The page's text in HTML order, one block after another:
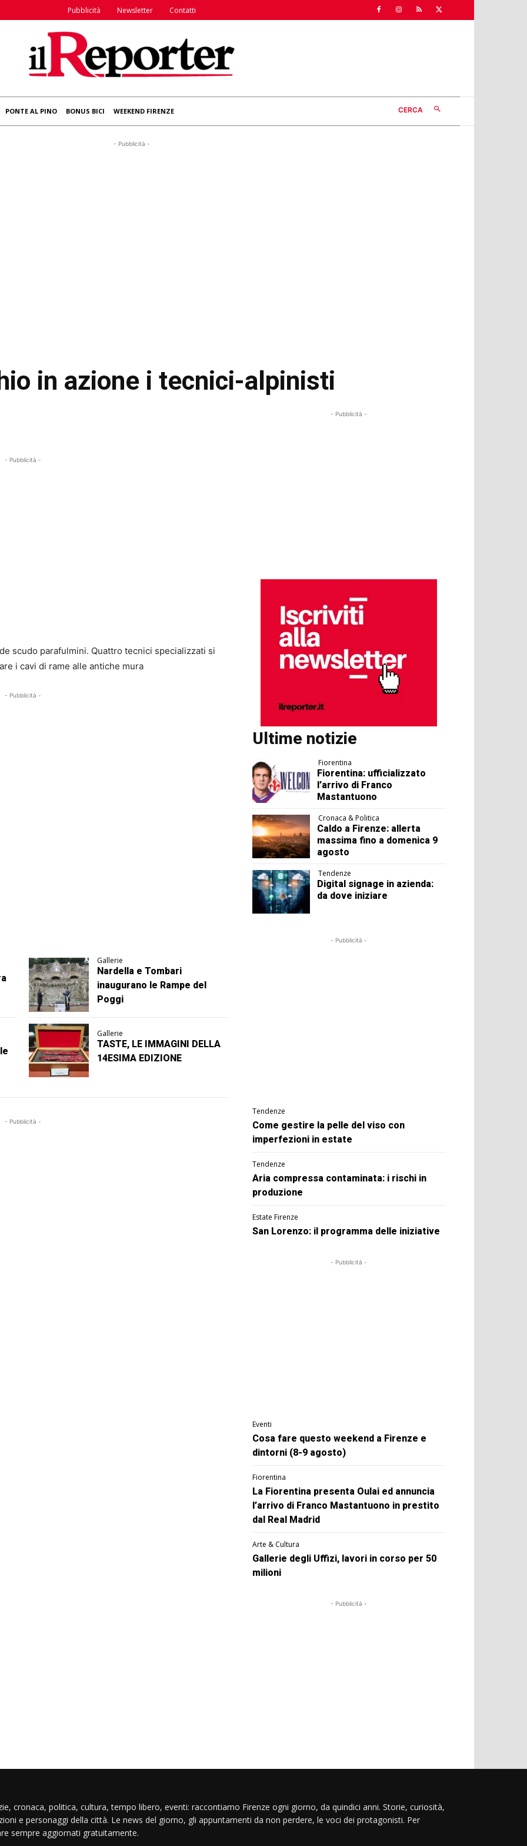
Pubblicità Newsletter Contatti
PONTE AL PINO BONUS BICI WEEKEND FIRENZE CERCA
- Pubblicità -
in azione i tecnici-alpinisti
- Pubblicità -
scudo parafulmini. Quattro tecnici specializzati si
i cavi di rame alle antiche mura
- Pubblicità -
Gallerie
Nardella e Tombari
inaugurano le Rampe del
Poggi
Gallerie
TASTE, LE IMMAGINI DELLA
14ESIMA EDIZIONE
- Pubblicità -
- Pubblicità -
Ultime notizie
Fiorentina
Fiorentina: ufficializzato
l’arrivo di Franco
Mastantuono
Cronaca & Politica
Caldo a Firenze: allerta
massima fino a domenica 9
agosto
Tendenze
Digital signage in azienda:
da dove iniziare
- Pubblicità -
Tendenze
Come gestire la pelle del viso con
imperfezioni in estate
Tendenze
Aria compressa contaminata: i rischi in
produzione
Estate Firenze
San Lorenzo: il programma delle iniziative
- Pubblicità -
Eventi
Cosa fare questo weekend a Firenze e
dintorni (8-9 agosto)
Fiorentina
La Fiorentina presenta Oulai ed annuncia
l’arrivo di Franco Mastantuono in prestito
dal Real Madrid
Arte & Cultura
Gallerie degli Uffizi, lavori in corso per 50
milioni
- Pubblicità -
cronaca, politica, cultura, tempo libero, eventi: raccontiamo Firenze ogni giorno, da quindici anni. Storie, curiosità,
e personaggi della città. Le news del giorno, gli appuntamenti da non perdere, le voci dei protagonisti. Per
sempre aggiornati gratuitamente.